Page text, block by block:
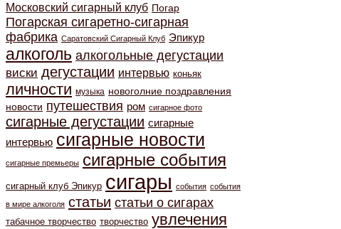
Московский сигарный клуб Погар
Погарская сигаретно-сигарная
фабрика Саратовский Сигарный Клуб Эпикур
алкоголь алкогольные дегустации
виски дегустации интервью коньяк
личности музыка новоголние поздравления
новости путешествия ром сигарное фото
сигарные дегустации сигарные
интервью сигарные новости
сигарные премьеры сигарные события
сигарный клуб Эпикур сигары события события
в мире алкоголя статьи статьи о сигарах
табачное творчество творчество увлечения